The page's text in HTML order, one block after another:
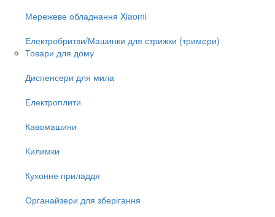
Мережеве обладнання Xiaomi
Електробритви/Машинки для стрижки (тримери)
Товари для дому
Диспенсери для мила
Електроплити
Кавомашини
Килимки
Кухонне приладдя
Органайзери для зберігання